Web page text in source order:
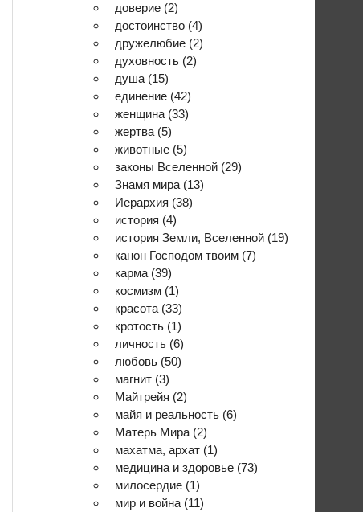
доверие (2)
достоинство (4)
дружелюбие (2)
духовность (2)
душа (15)
единение (42)
женщина (33)
жертва (5)
животные (5)
законы Вселенной (29)
Знамя мира (13)
Иерархия (38)
история (4)
история Земли, Вселенной (19)
канон Господом твоим (7)
карма (39)
космизм (1)
красота (33)
кротость (1)
личность (6)
любовь (50)
магнит (3)
Майтрейя (2)
майя и реальность (6)
Матерь Мира (2)
махатма, архат (1)
медицина и здоровье (73)
милосердие (1)
мир и война (11)